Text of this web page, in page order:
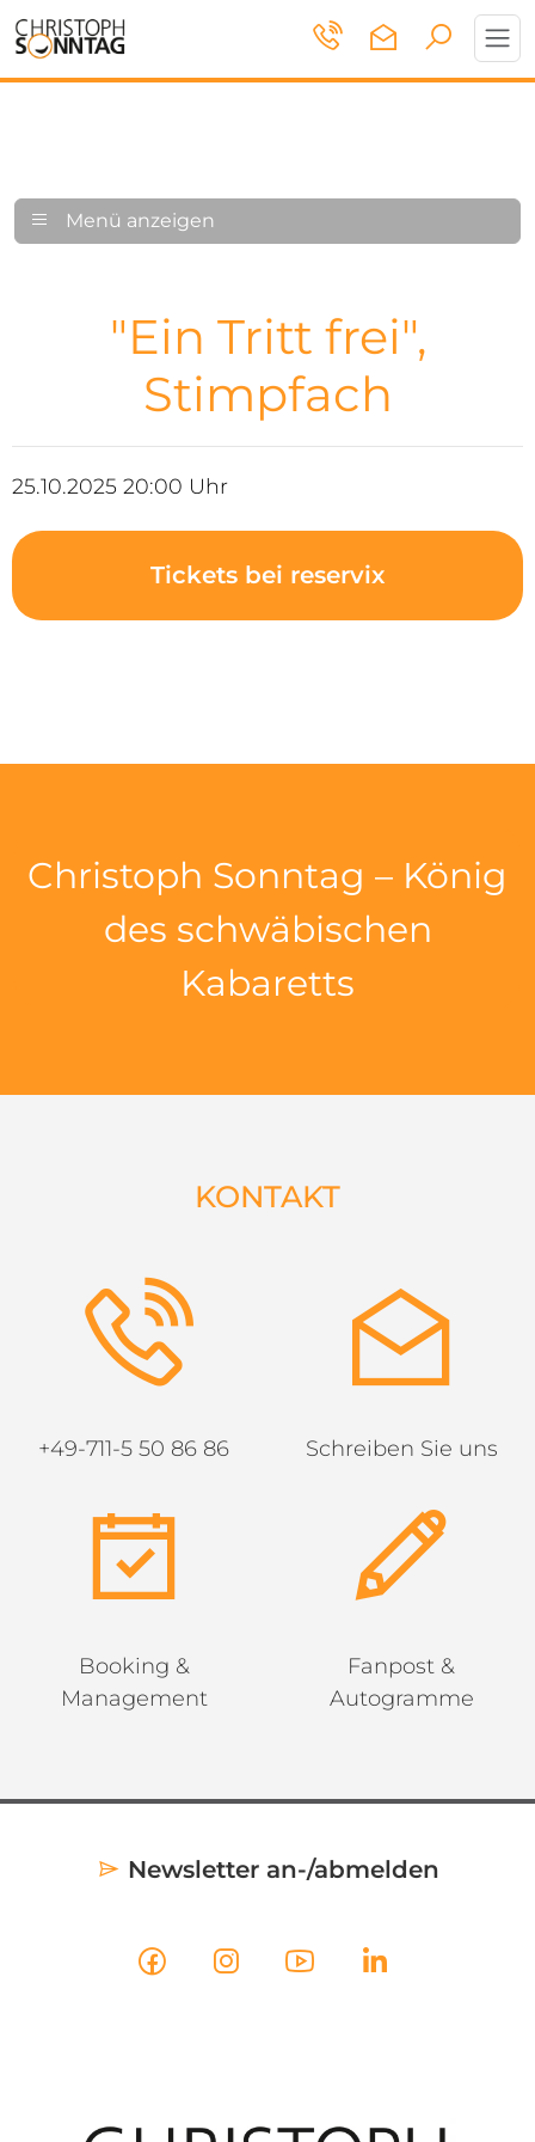
Menü anzeigen
"Ein Tritt frei",
Stimpfach
25.10.2025 20:00 Uhr
Tickets bei reservix
Christoph Sonntag – König
des schwäbischen
Kabaretts
KONTAKT
+49-711-5 50 86 86 Schreiben Sie uns
Booking &
Management
Fanpost &
Autogramme
Newsletter an-/abmelden